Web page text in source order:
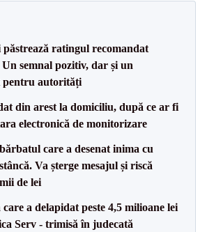
păstrează ratingul recomandat
semnal pozitiv, dar și un
pentru autorități
din arest la domiciliu, după ce ar fi
electronică de monitorizare
care a desenat inima cu
Va șterge mesajul și riscă
de lei
a delapidat peste 4,5 milioane lei
Serv - trimisă în judecată